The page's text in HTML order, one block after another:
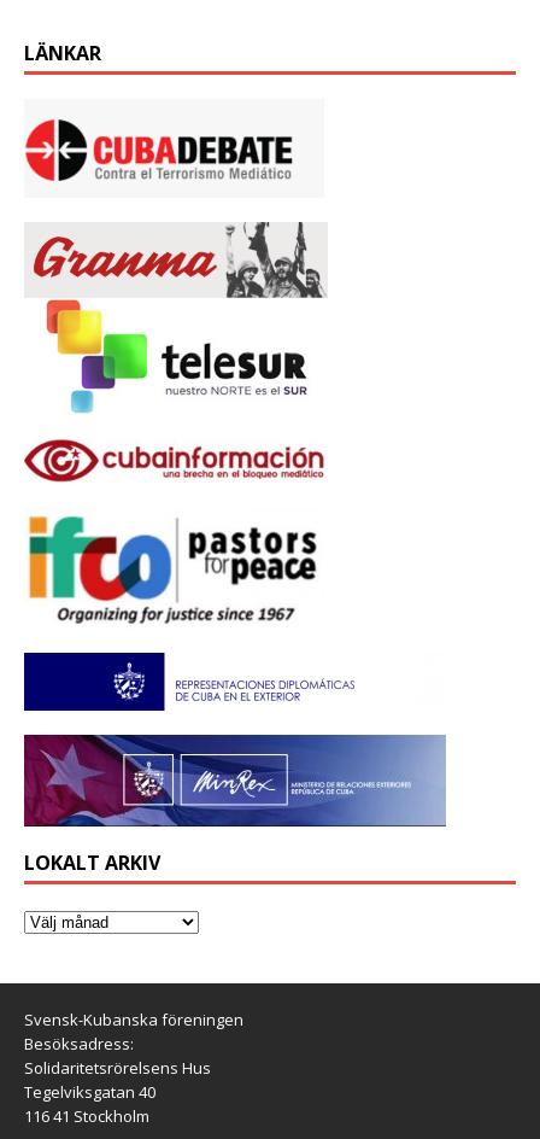
LÄNKAR
LOKALT ARKIV
Svensk-Kubanska föreningen
Besöksadress:
Solidaritetsrörelsens Hus
Tegelviksgatan 40
116 41 Stockholm